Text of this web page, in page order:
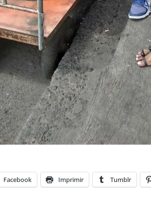
Facebook Imprimir Tumblr